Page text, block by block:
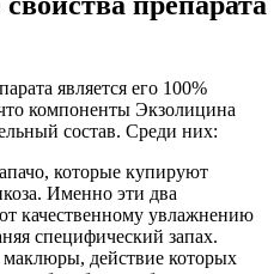
является его 100%
компоненты Экзолицина
состав. Среди них:
которые купируют
Именно эти два
качественному увлажнению
специфический запах.
действие которых